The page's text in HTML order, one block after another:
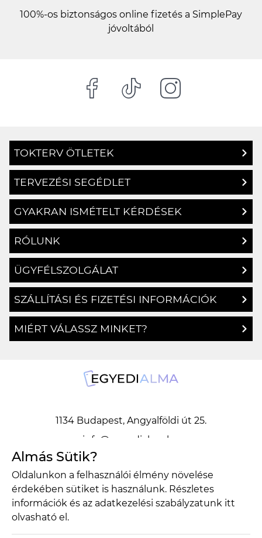
100%-os biztonságos online fizetés a SimplePay
jóvoltából
TOKTERV ÖTLETEK
TERVEZÉSI SEGÉDLET
GYAKRAN ISMÉTELT KÉRDÉSEK
RÓLUNK
ÜGYFÉLSZOLGÁLAT
SZÁLLÍTÁSI ÉS FIZETÉSI INFORMÁCIÓK
MIÉRT VÁLASSZ MINKET?
1134 Budapest, Angyalföldi út 25.
info@egyedialma.hu
1134 Budapest, Angyalföldi út 25.
info@egyedialma.hu
Almás Sütik?
Oldalunkon a felhasználói élmény növelése
érdekében sütiket is használunk. Részletes
információk és az adatkezelési szabályzatunk itt
olvasható el.